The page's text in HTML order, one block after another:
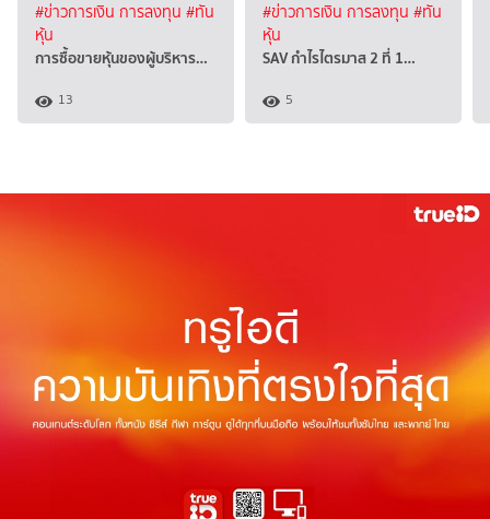
#ข่าวการเงิน การลงทุน #ทัน
หุ้น
การซื้อขายหุ้นของผู้บริหาร…
13
#ข่าวการเงิน การลงทุน #ทัน
หุ้น
SAV กำไรไตรมาส 2 ที่ 1…
5